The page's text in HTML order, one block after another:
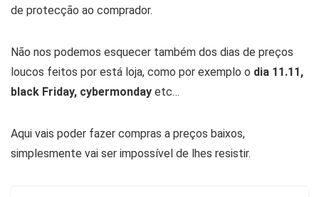
de protecção ao comprador.
Não nos podemos esquecer também dos dias de preços
loucos feitos por está loja, como por exemplo o dia 11.11,
black Friday, cybermonday etc…
Aqui vais poder fazer compras a preços baixos,
simplesmente vai ser impossível de lhes resistir.